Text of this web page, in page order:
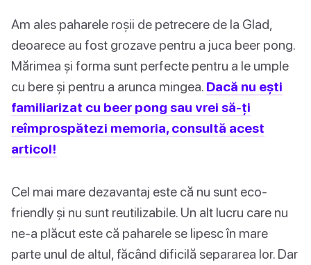
Am ales paharele roșii de petrecere de la Glad,
deoarece au fost grozave pentru a juca beer pong.
Mărimea și forma sunt perfecte pentru a le umple
cu bere și pentru a arunca mingea. Dacă nu ești
familiarizat cu beer pong sau vrei să-ți
reîmprospătezi memoria, consultă acest
articol!
Cel mai mare dezavantaj este că nu sunt eco-
friendly și nu sunt reutilizabile. Un alt lucru care nu
ne-a plăcut este că paharele se lipesc în mare
parte unul de altul, făcând dificilă separarea lor. Dar